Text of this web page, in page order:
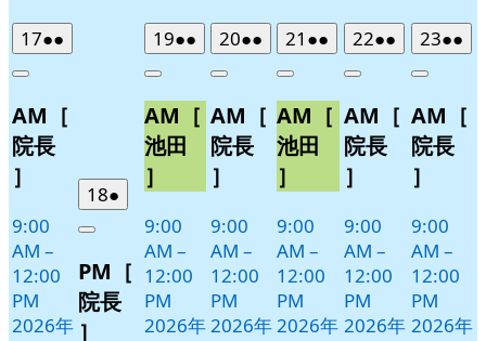
172026
年
月
17
日
●●
件
イ
Close
AM［
院長
］
9:00
AM –
12:00
PM
2026年
182026
年
月
18
日
●
件
イ
ベ
Close
PM［
院長
］
192026
年
月
19
日
●●
件
イ
ベ
ト)
Close
AM［
池田
］
9:00
AM –
12:00
PM
2026年
202026
年
月
20
日
●●
件
イ
ベ
ト)
Close
AM［
院長
］
9:00
AM –
12:00
PM
2026年
21 2026
年
月
21
日
●●
件
イ
ベ
ト)
Close
AM［
池田
］
9:00
AM –
12:00
PM
2026年
222026
年
月
22
日
●●
件
イ
ベ
ト)
Close
AM［
院長
］
9:00
AM –
12:00
PM
2026年
232026
年
月
23
日
●●
件
イ
Close
AM［
院長
］
9:00
AM –
12:00
PM
2026年